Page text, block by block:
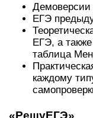
ЕГЭ
ЕГЭ, а
таблица
каждому
«РешуЕГЭ»